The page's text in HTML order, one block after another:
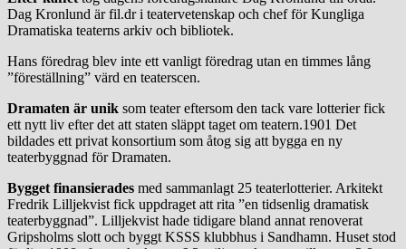
Dag Kronlund är fil.dr i teatervetenskap och chef för Kungliga
Dramatiska teaterns arkiv och bibliotek.
Hans föredrag blev inte ett vanligt föredrag utan en timmes lång
”föreställning” värd en teaterscen.
Dramaten är unik som teater eftersom den tack vare lotterier fick
ett nytt liv efter det att staten släppt taget om teatern.1901 Det
bildades ett privat konsortium som åtog sig att bygga en ny
teaterbyggnad för Dramaten.
Bygget finansierades med sammanlagt 25 teaterlotterier. Arkitekt
Fredrik Lilljekvist fick uppdraget att rita ”en tidsenlig dramatisk
teaterbyggnad”. Lilljekvist hade tidigare bland annat renoverat
Gripsholms slott och byggt KSSS klubbhus i Sandhamn. Huset stod